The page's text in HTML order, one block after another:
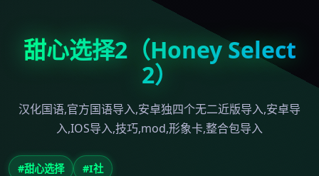
甜心选择2（Honey Select
2）
汉化国语,官方国语导入,安卓独四个无二近版导入,安卓导
入,IOS导入,技巧,mod,形象卡,整合包导入
#甜心选择 #I社